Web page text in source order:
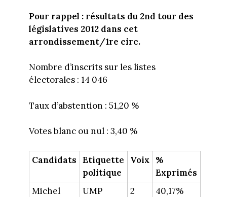
Pour rappel : résultats du 2nd tour des
législatives 2012 dans cet
arrondissement/1re circ.
Nombre d’inscrits sur les listes
électorales : 14 046
Taux d’abstention : 51,20 %
Votes blanc ou nul : 3,40 %
Candidats Etiquette
politique
Voix
%
Exprimés
Michel
UMP
2
40,17%